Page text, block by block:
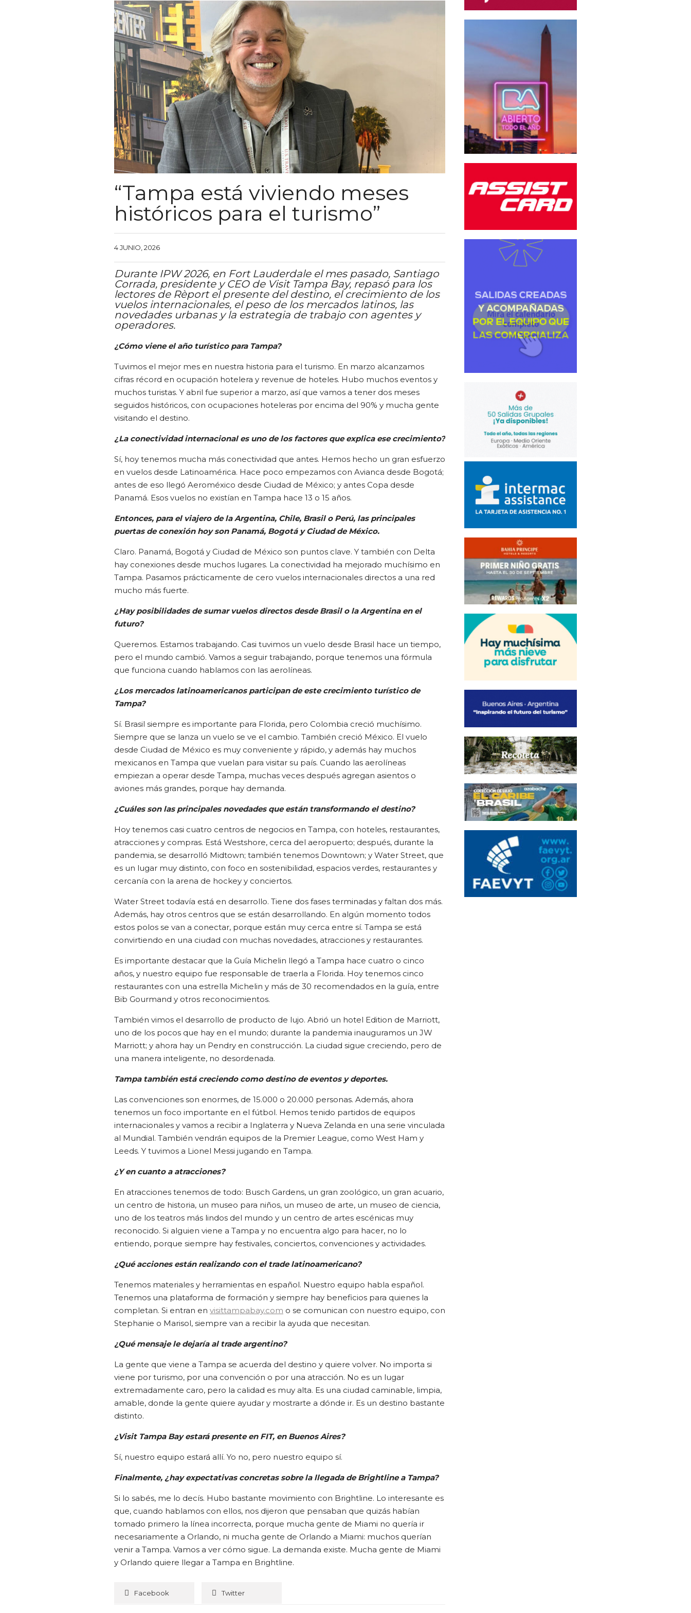
“Tampa está viviendo meses
históricos para el turismo”
4 JUNIO, 2026
Durante IPW 2026, en Fort Lauderdale el mes pasado, Santiago
Corrada, presidente y CEO de Visit Tampa Bay, repasó para los
lectores de Rèport el presente del destino, el crecimiento de los
vuelos internacionales, el peso de los mercados latinos, las
novedades urbanas y la estrategia de trabajo con agentes y
operadores.
¿Cómo viene el año turístico para Tampa?
Tuvimos el mejor mes en nuestra historia para el turismo. En marzo alcanzamos
cifras récord en ocupación hotelera y revenue de hoteles. Hubo muchos eventos y
muchos turistas. Y abril fue superior a marzo, así que vamos a tener dos meses
seguidos históricos, con ocupaciones hoteleras por encima del 90% y mucha gente
visitando el destino.
¿La conectividad internacional es uno de los factores que explica ese crecimiento?
Sí, hoy tenemos mucha más conectividad que antes. Hemos hecho un gran esfuerzo
en vuelos desde Latinoamérica. Hace poco empezamos con Avianca desde Bogotá;
antes de eso llegó Aeroméxico desde Ciudad de México; y antes Copa desde
Panamá. Esos vuelos no existían en Tampa hace 13 o 15 años.
Entonces, para el viajero de la Argentina, Chile, Brasil o Perú, las principales
puertas de conexión hoy son Panamá, Bogotá y Ciudad de México.
Claro. Panamá, Bogotá y Ciudad de México son puntos clave. Y también con Delta
hay conexiones desde muchos lugares. La conectividad ha mejorado muchísimo en
Tampa. Pasamos prácticamente de cero vuelos internacionales directos a una red
mucho más fuerte.
¿Hay posibilidades de sumar vuelos directos desde Brasil o la Argentina en el
futuro?
Queremos. Estamos trabajando. Casi tuvimos un vuelo desde Brasil hace un tiempo,
pero el mundo cambió. Vamos a seguir trabajando, porque tenemos una fórmula
que funciona cuando hablamos con las aerolíneas.
¿Los mercados latinoamericanos participan de este crecimiento turístico de
Tampa?
Sí. Brasil siempre es importante para Florida, pero Colombia creció muchísimo.
Siempre que se lanza un vuelo se ve el cambio. También creció México. El vuelo
desde Ciudad de México es muy conveniente y rápido, y además hay muchos
mexicanos en Tampa que vuelan para visitar su país. Cuando las aerolíneas
empiezan a operar desde Tampa, muchas veces después agregan asientos o
aviones más grandes, porque hay demanda.
¿Cuáles son las principales novedades que están transformando el destino?
Hoy tenemos casi cuatro centros de negocios en Tampa, con hoteles, restaurantes,
atracciones y compras. Está Westshore, cerca del aeropuerto; después, durante la
pandemia, se desarrolló Midtown; también tenemos Downtown; y Water Street, que
es un lugar muy distinto, con foco en sostenibilidad, espacios verdes, restaurantes y
cercanía con la arena de hockey y conciertos.
Water Street todavía está en desarrollo. Tiene dos fases terminadas y faltan dos más.
Además, hay otros centros que se están desarrollando. En algún momento todos
estos polos se van a conectar, porque están muy cerca entre sí. Tampa se está
convirtiendo en una ciudad con muchas novedades, atracciones y restaurantes.
Es importante destacar que la Guía Michelin llegó a Tampa hace cuatro o cinco
años, y nuestro equipo fue responsable de traerla a Florida. Hoy tenemos cinco
restaurantes con una estrella Michelin y más de 30 recomendados en la guía, entre
Bib Gourmand y otros reconocimientos.
También vimos el desarrollo de producto de lujo. Abrió un hotel Edition de Marriott,
uno de los pocos que hay en el mundo; durante la pandemia inauguramos un JW
Marriott; y ahora hay un Pendry en construcción. La ciudad sigue creciendo, pero de
una manera inteligente, no desordenada.
Tampa también está creciendo como destino de eventos y deportes.
Las convenciones son enormes, de 15.000 o 20.000 personas. Además, ahora
tenemos un foco importante en el fútbol. Hemos tenido partidos de equipos
internacionales y vamos a recibir a Inglaterra y Nueva Zelanda en una serie vinculada
al Mundial. También vendrán equipos de la Premier League, como West Ham y
Leeds. Y tuvimos a Lionel Messi jugando en Tampa.
¿Y en cuanto a atracciones?
En atracciones tenemos de todo: Busch Gardens, un gran zoológico, un gran acuario,
un centro de historia, un museo para niños, un museo de arte, un museo de ciencia,
uno de los teatros más lindos del mundo y un centro de artes escénicas muy
reconocido. Si alguien viene a Tampa y no encuentra algo para hacer, no lo
entiendo, porque siempre hay festivales, conciertos, convenciones y actividades.
¿Qué acciones están realizando con el trade latinoamericano?
Tenemos materiales y herramientas en español. Nuestro equipo habla español.
Tenemos una plataforma de formación y siempre hay beneficios para quienes la
completan. Si entran en visittampabay.com o se comunican con nuestro equipo, con
Stephanie o Marisol, siempre van a recibir la ayuda que necesitan.
¿Qué mensaje le dejaría al trade argentino?
La gente que viene a Tampa se acuerda del destino y quiere volver. No importa si
viene por turismo, por una convención o por una atracción. No es un lugar
extremadamente caro, pero la calidad es muy alta. Es una ciudad caminable, limpia,
amable, donde la gente quiere ayudar y mostrarte a dónde ir. Es un destino bastante
distinto.
¿Visit Tampa Bay estará presente en FIT, en Buenos Aires?
Sí, nuestro equipo estará allí. Yo no, pero nuestro equipo sí.
Finalmente, ¿hay expectativas concretas sobre la llegada de Brightline a Tampa?
Si lo sabés, me lo decís. Hubo bastante movimiento con Brightline. Lo interesante es
que, cuando hablamos con ellos, nos dijeron que pensaban que quizás habían
tomado primero la línea incorrecta, porque mucha gente de Miami no quería ir
necesariamente a Orlando, ni mucha gente de Orlando a Miami: muchos querían
venir a Tampa. Vamos a ver cómo sigue. La demanda existe. Mucha gente de Miami
y Orlando quiere llegar a Tampa en Brightline.
Facebook Twitter